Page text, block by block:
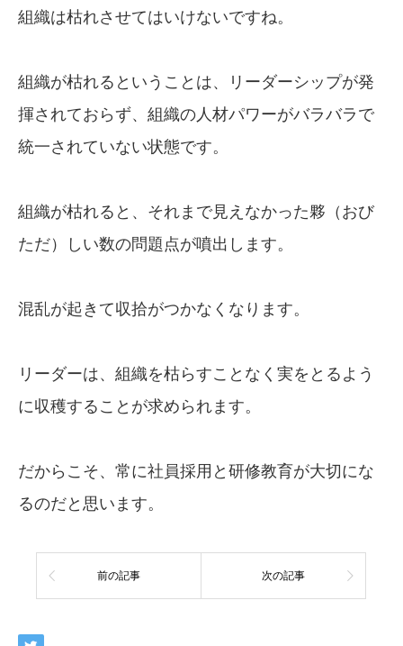
組織は枯れさせてはいけないですね。
組織が枯れるということは、リーダーシップが発
揮されておらず、組織の人材パワーがバラバラで
統一されていない状態です。
組織が枯れると、それまで見えなかった夥（おび
ただ）しい数の問題点が噴出します。
混乱が起きて収拾がつかなくなります。
リーダーは、組織を枯らすことなく実をとるよう
に収穫することが求められます。
だからこそ、常に社員採用と研修教育が大切にな
るのだと思います。
前の記事 次の記事